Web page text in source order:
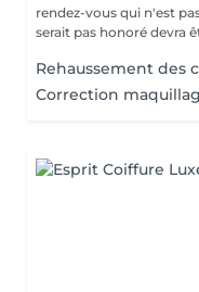
rendez-vous qui n'est
serait pas honoré devra
Rehaussement des
Correction